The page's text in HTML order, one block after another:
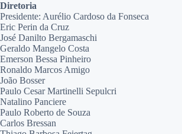
Diretoria
Presidente: Aurélio Cardoso da Fonseca
Eric Perin da Cruz
José Danilto Bergamaschi
Geraldo Mangelo Costa
Emerson Bessa Pinheiro
Ronaldo Marcos Amigo
João Bosser
Paulo Cesar Martinelli Sepulcri
Natalino Panciere
Paulo Roberto de Souza
Carlos Bressan